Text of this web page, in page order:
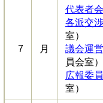
7 月
代表者
各派交
室）
議会運
員会室）
広報委
室）